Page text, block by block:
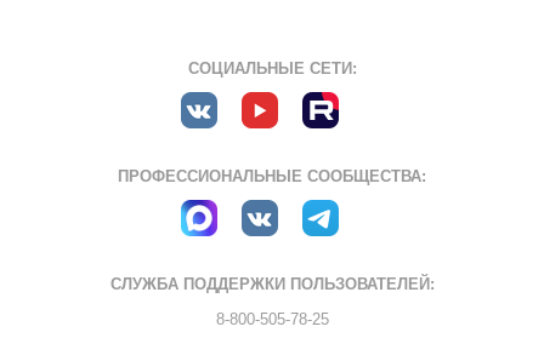
СОЦИАЛЬНЫЕ СЕТИ:
ПРОФЕССИОНАЛЬНЫЕ СООБЩЕСТВА:
СЛУЖБА ПОДДЕРЖКИ ПОЛЬЗОВАТЕЛЕЙ:
8-800-505-78-25